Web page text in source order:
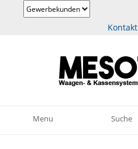
Kontakt
Menu Suche